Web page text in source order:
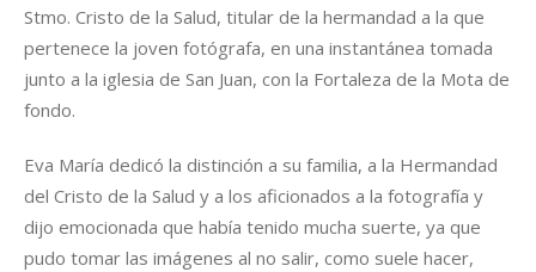
Stmo. Cristo de la Salud, titular de la hermandad a la que
pertenece la joven fotógrafa, en una instantánea tomada
junto a la iglesia de San Juan, con la Fortaleza de la Mota de
fondo.
Eva María dedicó la distinción a su familia, a la Hermandad
del Cristo de la Salud y a los aficionados a la fotografía y
dijo emocionada que había tenido mucha suerte, ya que
pudo tomar las imágenes al no salir, como suele hacer,